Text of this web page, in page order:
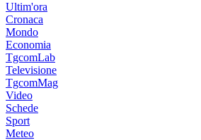
Ultim'ora
Cronaca
Mondo
Economia
TgcomLab
Televisione
TgcomMag
Video
Schede
Sport
Meteo